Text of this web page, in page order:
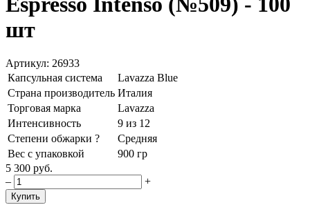
шт
Артикул: 26933
Капсульная система
Lavazza Blue
Страна производитель Италия
Торговая марка
Lavazza
Интенсивность
9 из 12
Степени обжарки ?
Средняя
Вес с упаковкой
900 гр
5 300 руб.
–
+
Купить